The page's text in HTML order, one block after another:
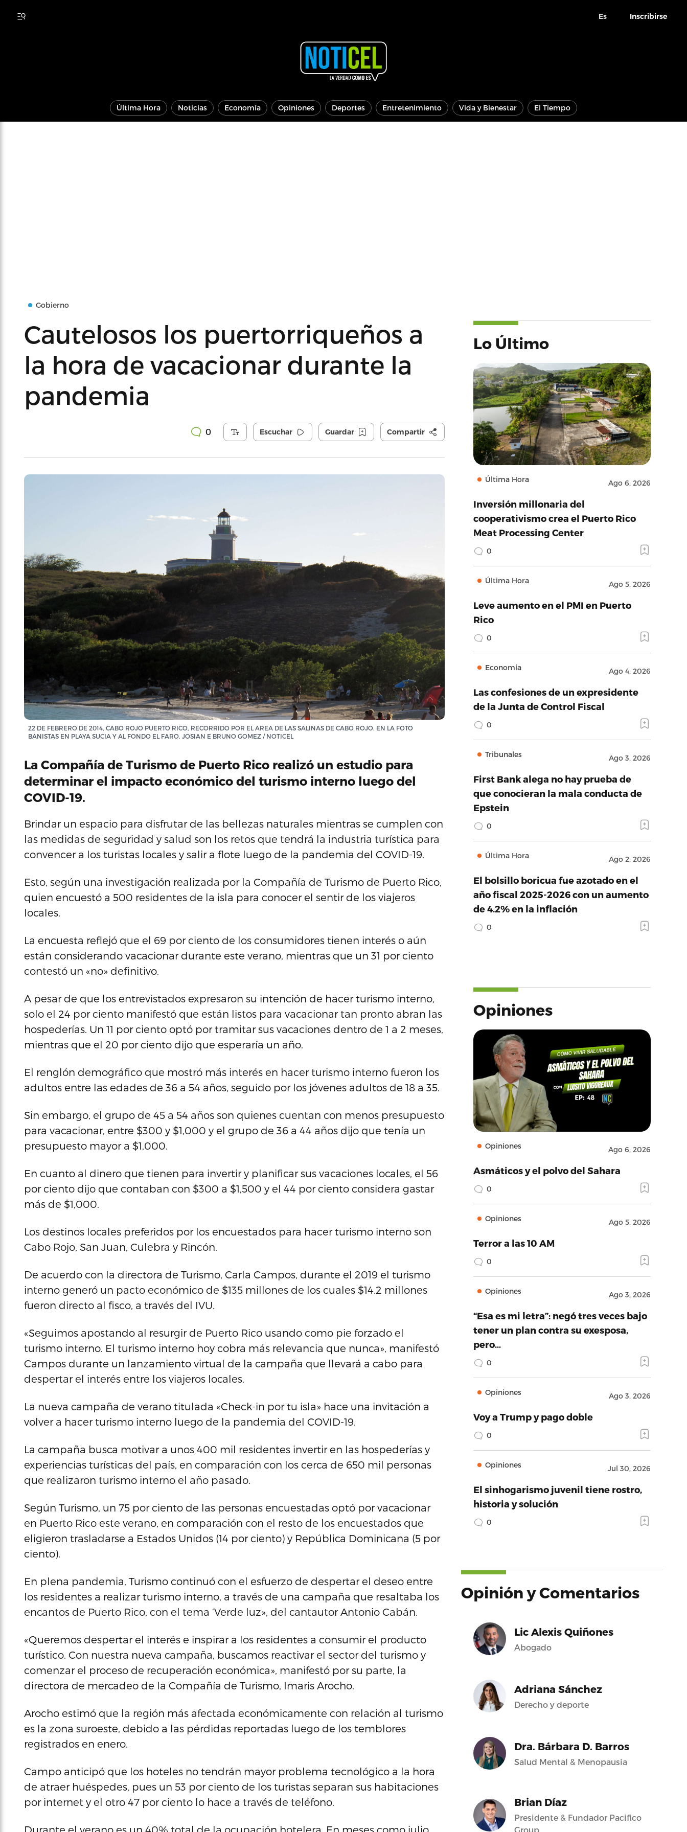
Es Inscribirse
Última Hora Noticias Economía Opiniones Deportes Entretenimiento Vida y Bienestar El Tiempo
Gobierno
Cautelosos los puertorriqueños a
la hora de vacacionar durante la
pandemia
0 Escuchar Guardar Compartir
22 DE FEBRERO DE 2014, CABO ROJO PUERTO RICO, RECORRIDO POR EL AREA DE LAS SALINAS DE CABO ROJO. EN LA FOTO
BANISTAS EN PLAYA SUCIA Y AL FONDO EL FARO. JOSIAN E BRUNO GOMEZ / NOTICEL
La Compañía de Turismo de Puerto Rico realizó un estudio para
determinar el impacto económico del turismo interno luego del
COVID-19.
Brindar un espacio para disfrutar de las bellezas naturales mientras se cumplen con
las medidas de seguridad y salud son los retos que tendrá la industria turística para
convencer a los turistas locales y salir a flote luego de la pandemia del COVID-19.
Esto, según una investigación realizada por la Compañía de Turismo de Puerto Rico,
quien encuestó a 500 residentes de la isla para conocer el sentir de los viajeros
locales.
La encuesta reflejó que el 69 por ciento de los consumidores tienen interés o aún
están considerando vacacionar durante este verano, mientras que un 31 por ciento
contestó un «no» definitivo.
A pesar de que los entrevistados expresaron su intención de hacer turismo interno,
solo el 24 por ciento manifestó que están listos para vacacionar tan pronto abran las
hospederías. Un 11 por ciento optó por tramitar sus vacaciones dentro de 1 a 2 meses,
mientras que el 20 por ciento dijo que esperaría un año.
El renglón demográfico que mostró más interés en hacer turismo interno fueron los
adultos entre las edades de 36 a 54 años, seguido por los jóvenes adultos de 18 a 35.
Sin embargo, el grupo de 45 a 54 años son quienes cuentan con menos presupuesto
para vacacionar, entre $300 y $1,000 y el grupo de 36 a 44 años dijo que tenía un
presupuesto mayor a $1,000.
En cuanto al dinero que tienen para invertir y planificar sus vacaciones locales, el 56
por ciento dijo que contaban con $300 a $1,500 y el 44 por ciento considera gastar
más de $1,000.
Los destinos locales preferidos por los encuestados para hacer turismo interno son
Cabo Rojo, San Juan, Culebra y Rincón.
De acuerdo con la directora de Turismo, Carla Campos, durante el 2019 el turismo
interno generó un pacto económico de $135 millones de los cuales $14.2 millones
fueron directo al fisco, a través del IVU.
«Seguimos apostando al resurgir de Puerto Rico usando como pie forzado el
turismo interno. El turismo interno hoy cobra más relevancia que nunca», manifestó
Campos durante un lanzamiento virtual de la campaña que llevará a cabo para
despertar el interés entre los viajeros locales.
La nueva campaña de verano titulada «Check-in por tu isla» hace una invitación a
volver a hacer turismo interno luego de la pandemia del COVID-19.
La campaña busca motivar a unos 400 mil residentes invertir en las hospederías y
experiencias turísticas del país, en comparación con los cerca de 650 mil personas
que realizaron turismo interno el año pasado.
Según Turismo, un 75 por ciento de las personas encuestadas optó por vacacionar
en Puerto Rico este verano, en comparación con el resto de los encuestados que
eligieron trasladarse a Estados Unidos (14 por ciento) y República Dominicana (5 por
ciento).
En plena pandemia, Turismo continuó con el esfuerzo de despertar el deseo entre
los residentes a realizar turismo interno, a través de una campaña que resaltaba los
encantos de Puerto Rico, con el tema ‘Verde luz», del cantautor Antonio Cabán.
«Queremos despertar el interés e inspirar a los residentes a consumir el producto
turístico. Con nuestra nueva campaña, buscamos reactivar el sector del turismo y
comenzar el proceso de recuperación económica», manifestó por su parte, la
directora de mercadeo de la Compañía de Turismo, Imaris Arocho.
Arocho estimó que la región más afectada económicamente con relación al turismo
es la zona suroeste, debido a las pérdidas reportadas luego de los temblores
registrados en enero.
Campo anticipó que los hoteles no tendrán mayor problema tecnológico a la hora
de atraer huéspedes, pues un 53 por ciento de los turistas separan sus habitaciones
por internet y el otro 47 por ciento lo hace a través de teléfono.
Durante el verano es un 40% total de la ocupación hotelera. En meses como julio
Lo Último
Última Hora Ago 6, 2026
Inversión millonaria del
cooperativismo crea el Puerto Rico
Meat Processing Center
0
Última Hora Ago 5, 2026
Leve aumento en el PMI en Puerto
Rico
0
Economía Ago 4, 2026
Las confesiones de un expresidente
de la Junta de Control Fiscal
0
Tribunales Ago 3, 2026
First Bank alega no hay prueba de
que conocieran la mala conducta de
Epstein
0
Última Hora Ago 2, 2026
El bolsillo boricua fue azotado en el
año fiscal 2025-2026 con un aumento
de 4.2% en la inflación
0
Opiniones
Opiniones Ago 6, 2026
Asmáticos y el polvo del Sahara
0
Opiniones Ago 5, 2026
Terror a las 10 AM
0
Opiniones Ago 3, 2026
“Esa es mi letra”: negó tres veces bajo
tener un plan contra su exesposa,
pero…
0
Opiniones Ago 3, 2026
Voy a Trump y pago doble
0
Opiniones Jul 30, 2026
El sinhogarismo juvenil tiene rostro,
historia y solución
0
Opinión y Comentarios
Lic Alexis Quiñones
Abogado
Adriana Sánchez
Derecho y deporte
Dra. Bárbara D. Barros
Salud Mental & Menopausia
Brian Díaz
Presidente & Fundador Pacifico
Group